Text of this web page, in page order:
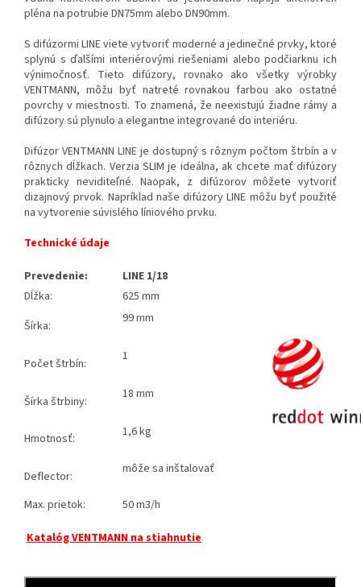
pléna na potrubie DN75mm alebo DN90mm.
S difúzormi LINE viete vytvoriť moderné a jedinečné prvky, ktoré
splynú s ďalšími interiérovými riešeniami alebo podčiarknu ich
výnimočnosť. Tieto difúzory, rovnako ako všetky výrobky
VENTMANN, môžu byť natreté rovnakou farbou ako ostatné
povrchy v miestnosti. To znamená, že neexistujú žiadne rámy a
difúzory sú plynulo a elegantne integrované do interiéru.
Difúzor VENTMANN LINE je dostupný s rôznym počtom štrbín a v
rôznych dĺžkach. Verzia SLIM je ideálna, ak chcete mať difúzory
prakticky neviditeľné. Naopak, z difúzorov môžete vytvoriť
dizajnový prvok. Napríklad naše difúzory LINE môžu byť použité
na vytvorenie súvislého líniového prvku.
Technické údaje
Prevedenie:
LINE 1/18
Dĺžka:
625 mm
Šírka:
99 mm
Počet štrbín: 1
Šírka štrbiny: 18 mm
Hmotnosť: 1,6 kg
Deflector: môže sa inštalovať
Max. prietok: 50 m3/h
Katalóg VENTMANN na stiahnutie